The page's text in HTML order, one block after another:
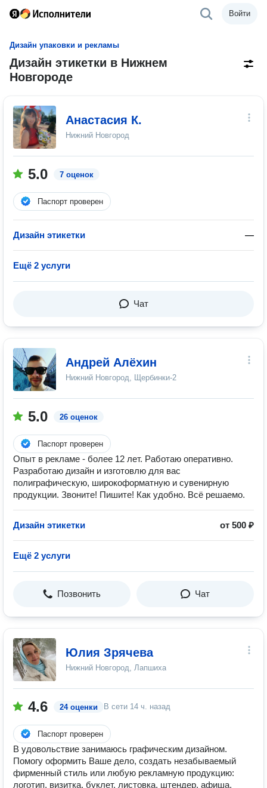
Войти
Дизайн упаковки и рекламы
Дизайн этикетки в Нижнем
Новгороде
Анастасия К.
Нижний Новгород
5.0 7 оценок
Паспорт проверен
Дизайн этикетки —
Ещё 2 услуги
Чат
Андрей Алёхин
Нижний Новгород, Щербинки-2
5.0 26 оценок
Паспорт проверен
Опыт в рекламе - более 12 лет. Работаю оперативно.
Разработаю дизайн и изготовлю для вас
полиграфическую, широкоформатную и сувенирную
продукции. Звоните! Пишите! Как удобно. Всё решаемо.
Дизайн этикетки от 500 ₽
Ещё 2 услуги
Позвонить Чат
Юлия Зрячева
Нижний Новгород, Лапшиха
4.6 24 оценки В сети 14 ч. назад
Паспорт проверен
В удовольствие занимаюсь графическим дизайном.
Помогу оформить Ваше дело, создать незабываемый
фирменный стиль или любую рекламную продукцию:
логотип, визитка, буклет, листовка, штендер, афиша,